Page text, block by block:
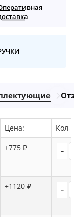
Цена:
Кол-
+775 ₽ -
+1120 ₽ -